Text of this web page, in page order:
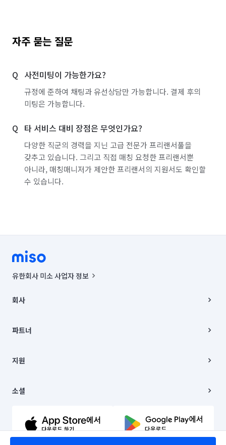
자주 묻는 질문
사전미팅이 가능한가요?
규정에 준하여 채팅과 유선상담만 가능합니다. 결제 후의
미팅은 가능합니다.
타 서비스 대비 장점은 무엇인가요?
다양한 직군의 경력을 지닌 고급 전문가 프리랜서풀을
갖추고 있습니다. 그리고 직접 매칭 요청한 프리랜서뿐
아니라, 매칭매니저가 제안한 프리랜서의 지원서도 확인할
수 있습니다.
유한회사 미소 사업자 정보
00019 |
주소 | 본사: 서울특별시 종로구 율곡로 6(중학동, 트윈트리빌딩) B동 5층
컨택센터 : 서울특별시 종로구 수송동 율곡로 24, 7층, 8층 미소
상품, 상품정보, 거래에 관한 의무와 책임은 거래당사자에게 있습니다.
언론 보도 관련 문의:
© 유한회사 미소. Miso, Inc. All Rights Reserved.
회사
채용
파트너
이사
지원
이용약관
문의하기
소셜
유튜브